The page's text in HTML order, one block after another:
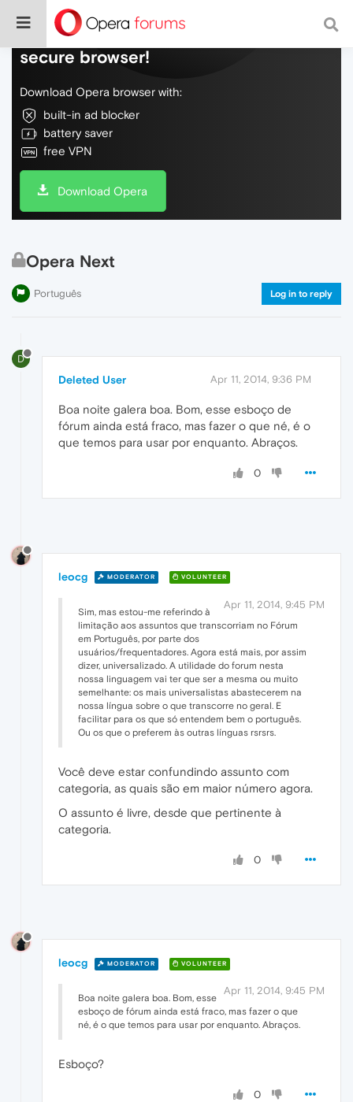
Do more on the web, with a fast and
secure browser!
Download Opera browser with:
built-in ad blocker
battery saver
free VPN
Download Opera
Opera Next
Português Log in to reply
D
Deleted User Apr 11, 2014, 9:36 PM
Boa noite galera boa. Bom, esse esboço de
fórum ainda está fraco, mas fazer o que né, é o
que temos para usar por enquanto. Abraços.
0
leocg MODERATOR VOLUNTEER
Apr 11, 2014, 9:45 PM
Sim, mas estou-me referindo à
limitação aos assuntos que transcorriam no Fórum
em Português, por parte dos
usuários/frequentadores. Agora está mais, por assim
dizer, universalizado. A utilidade do forum nesta
nossa linguagem vai ter que ser a mesma ou muito
semelhante: os mais universalistas abastecerem na
nossa língua sobre o que transcorre no geral. E
facilitar para os que só entendem bem o português.
Ou os que o preferem às outras línguas rsrsrs.
Você deve estar confundindo assunto com
categoria, as quais são em maior número agora.
O assunto é livre, desde que pertinente à
categoria.
0
leocg MODERATOR VOLUNTEER
Apr 11, 2014, 9:45 PM
Boa noite galera boa. Bom, esse
esboço de fórum ainda está fraco, mas fazer o que
né, é o que temos para usar por enquanto. Abraços.
Esboço?
0